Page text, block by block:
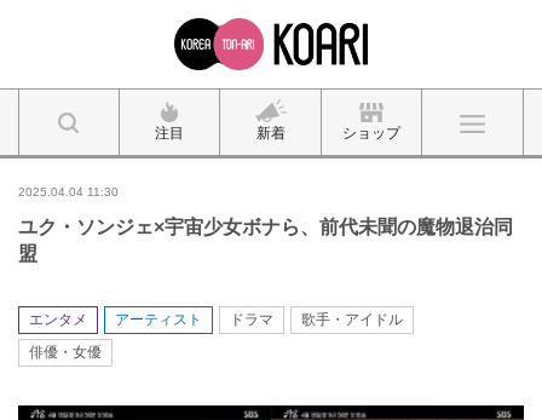
注目 新着 ショップ
2025.04.04 11:30
ユク・ソンジェ×宇宙少女ボナら、前代未聞の魔物退治同
盟
エンタメ アーティスト ドラマ
歌手・アイドル
俳優・女優